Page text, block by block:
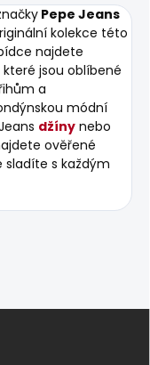
Pepe Jeans
kolekce této
najdete
jsou oblíbené
a
módní
džíny nebo
ověřené
sladíte s každým